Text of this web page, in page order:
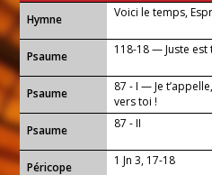
...
Hymne Voici le temps,
Psaume 118-18 — Juste est
Psaume
87 - I — Je
vers toi !
Psaume
87 - II
Péricope 1 Jn 3, 17-18